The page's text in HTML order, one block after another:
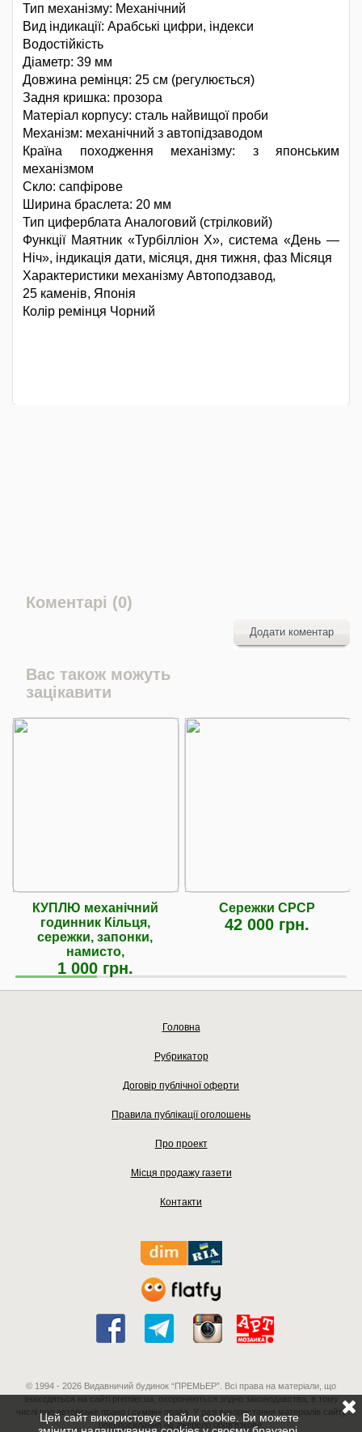
Тип механізму: Механічний
Вид індикації: Арабські цифри, індекси
Водостійкість
Діаметр: 39 мм
Довжина ремінця: 25 см (регулюється)
Задня кришка: прозора
Матеріал корпусу: сталь найвищої проби
Механізм: механічний з автопідзаводом
Країна походження механізму: з японським
механізмом
Скло: сапфірове
Ширина браслета: 20 мм
Тип циферблата Аналоговий (стрілковий)
Функції Маятник «Турбілліон Х», система «День —
Ніч», індикація дати, місяця, дня тижня, фаз Місяця
Характеристики механізму Автоподзавод,
25 каменів, Японія
Колір ремінця Чорний
Коментарі (0)
Додати коментар
Вас також можуть
зацікавити
КУПЛЮ механічний
годинник Кільця,
сережки, запонки,
намисто,
1 000 грн.
Сережки СРСР
42 000 грн.
Головна
Рубрикатор
Договір публічної оферти
Правила публікації оголошень
Про проект
Місця продажу газети
Контакти
© 1994 - 2026 Видавничий будинок “ПРЕМЬЕР”. Всі права на матеріали, що
знаходяться на сайті premier.ua, охороняються згідно законодавства, в тому
числі про авторське право і суміжні права. У разі використання матеріалів сайту
гіперпосилання на джерело обов'язкове.
Цей сайт використовує файли cookie. Ви можете